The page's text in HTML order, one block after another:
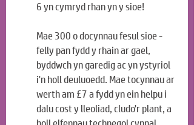
6 yn cymryd rhan yn y sioe!
Mae 300 o docynnau fesul sioe -
felly pan fydd y rhain ar gael,
byddwch yn garedig ac yn ystyriol
i'n holl deuluoedd. Mae tocynnau ar
werth am £7 a fydd yn ein helpu i
dalu cost y lleoliad, cludo'r plant, a